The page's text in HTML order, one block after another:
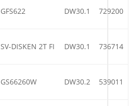
GFS622 DW30.1 729200
SV-DISKEN 2T FI DW30.1 736714
GS66260W DW30.2 539011